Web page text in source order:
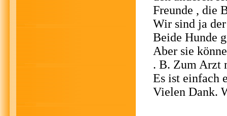
Freunde , die
Wir sind ja
Beide Hunde
Aber sie
. B. Zum Arzt
Es ist einfach
Vielen Dank.